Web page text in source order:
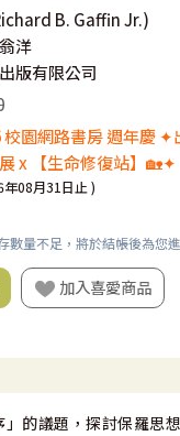
B. Gaffin Jr.)
洋
版有限公司
校園網路書房 週年慶 ✦
x 【生命修復站】🏡✦
年08月31日止 )
數量不足，將於結帳後為您
加入喜愛商品
的議題，探討保羅思